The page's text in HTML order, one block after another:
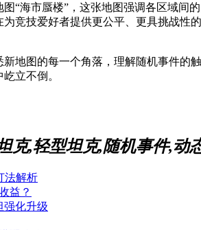
“海市蜃楼”，这张地图强调各区域间
竞技爱好者提供更公平、更具挑战性
地图的每一个角落，理解随机事件
立不倒。
克,轻型坦克,随机事件,动
法解析
益？
强化升级